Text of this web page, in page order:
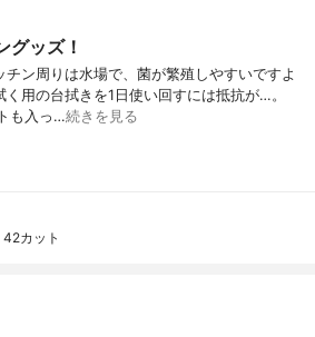
グッズ！
チン周りは水場で、菌が繁殖しやすいですよ
用の台拭きを1日使い回すには抵抗が…。
も入っ…続きを見る
カット